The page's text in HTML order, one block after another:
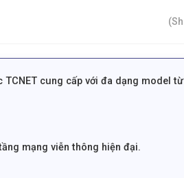
cung cấp với đa dạng model
mạng viễn thông hiện đại.